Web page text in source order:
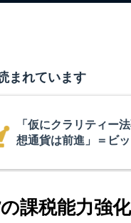
まれています
アーサー・ヘイズ、
政府救済でビットコ
課税能力強